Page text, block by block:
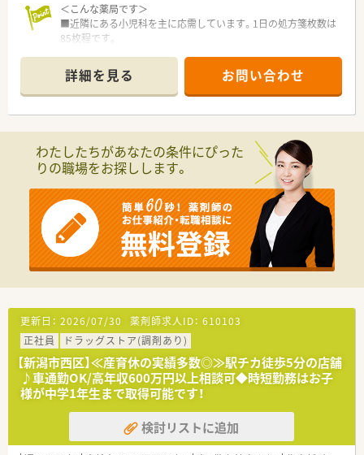
＜こんな薬局です＞
■近隣にある小児科を主に応需しています。1日の処方箋枚数は
85枚程です。
■在宅業務があるため車の運転ができる方歓迎致します。
＜こんな会社です＞
■株式会社ファーコスと株式会社ミックが合併して新たに設立
■設立は2022年4月、スズケングループにおける全国規模の調剤
薬局チェーンとなります。
■2社が培ってきたノウハウと企業の良さを融合し、より安定し
た経営基盤から、成長スピードを加速させていきます。
■コーポレートメッセージは「あなたに今、わたしができるこ
と」。
■最新機器の導入やメディカルリスクコントローラー制度を導
入し、調剤過誤防止に向けた取り組みにも積極的です。
＜様々な働き方が可能です＞
■正社員には全国・広域・都道府県限定・自宅通勤の4コースを用
■全国・広域・都道府県限定コースの方には充実の住宅補助制度
が適用されます。
住居は法人契約なので初期費用時の自己負担はほとんどありま
せん。
■産育休からの復帰率は95%以上！時短勤務はお子様が小学3年
生終了時まで。
■年間休日は120日以上で様々な休暇制度の用意あり。
■マネジメント型と専門性追求型のキャリアパスが目指せる環
■家族やプライベートを大事にしながら働きたい方、キャリアを
詳細を見る お問い合わせ
わたしたちがあなたの条件にぴった
りの職場をお探しします。
更新日： 2026/07/30 薬剤師求人ID： 610103
正社員
ドラッグストア(調剤あり)
【新潟市西区】≪産育休の実績多数◎≫駅チカ徒歩5分の店舗
♪車通勤OK/高年収600万円以上相談可◆時短勤務はお子
様が中学1年生まで取得可能です！
検討リストに追加